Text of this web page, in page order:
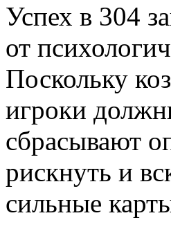
Успех в 304
от
Поскольку
игроки
сбрасывают
рискнуть и
сильные